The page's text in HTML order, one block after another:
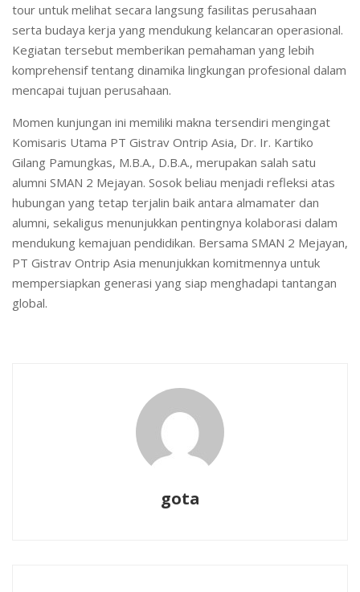
tour untuk melihat secara langsung fasilitas perusahaan
serta budaya kerja yang mendukung kelancaran operasional.
Kegiatan tersebut memberikan pemahaman yang lebih
komprehensif tentang dinamika lingkungan profesional dalam
mencapai tujuan perusahaan.
Momen kunjungan ini memiliki makna tersendiri mengingat
Komisaris Utama PT Gistrav Ontrip Asia, Dr. Ir. Kartiko
Gilang Pamungkas, M.B.A., D.B.A., merupakan salah satu
alumni SMAN 2 Mejayan. Sosok beliau menjadi refleksi atas
hubungan yang tetap terjalin baik antara almamater dan
alumni, sekaligus menunjukkan pentingnya kolaborasi dalam
mendukung kemajuan pendidikan. Bersama SMAN 2 Mejayan,
PT Gistrav Ontrip Asia menunjukkan komitmennya untuk
mempersiapkan generasi yang siap menghadapi tantangan
global.
gota